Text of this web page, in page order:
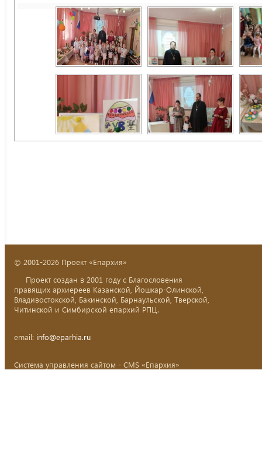
© 2001-2026 Проект «Епархия»
Проект создан в 2001 году с Благословения
правящих архиереев Казанской, Йошкар-Олинской,
Владивостокской, Бакинской, Барнаульской, Тверской,
Читинской и Симбирской епархий РПЦ.
email: info@eparhia.ru
Система управления сайтом - CMS «Епархия»